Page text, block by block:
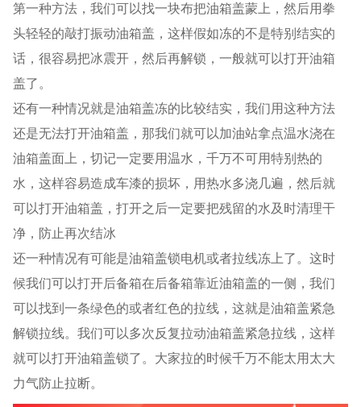
第一种方法，我们可以找一块布把油箱盖蒙上，然后用拳
头轻轻的敲打振动油箱盖，这样假如冻的不是特别结实的
话，很容易把冰震开，然后再解锁，一般就可以打开油箱
盖了。
还有一种情况就是油箱盖冻的比较结实，我们用这种方法
还是无法打开油箱盖，那我们就可以加油站拿点温水浇在
油箱盖面上，切记一定要用温水，千万不可用特别热的
水，这样容易造成车漆的损坏，用热水多浇几遍，然后就
可以打开油箱盖，打开之后一定要把残留的水及时清理干
净，防止再次结冰
还一种情况有可能是油箱盖锁电机或者拉线冻上了。这时
候我们可以打开后备箱在后备箱靠近油箱盖的一侧，我们
可以找到一条绿色的或者红色的拉线，这就是油箱盖紧急
解锁拉线。我们可以多次反复拉动油箱盖紧急拉线，这样
就可以打开油箱盖锁了。大家拉的时候千万不能太用太大
力气防止拉断。